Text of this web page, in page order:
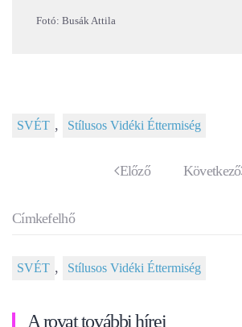
Fotó: Busák Attila
SVÉT , Stílusos Vidéki Éttermiség
Előző Következő
Címkefelhő
SVÉT , Stílusos Vidéki Éttermiség
A rovat további hírei